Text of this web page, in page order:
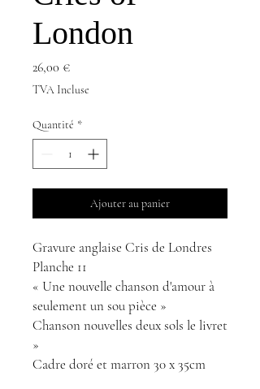
London
26,00 €Prix
TVA Incluse
Quantité *
Ajouter au panier
Gravure anglaise Cris de Londres
Planche 11
« Une nouvelle chanson d'amour à
seulement un sou pièce »
Chanson nouvelles deux sols le livret
»
Cadre doré et marron 30 x 35cm